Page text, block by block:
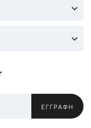


ΕΓΓΡΑΦΉ